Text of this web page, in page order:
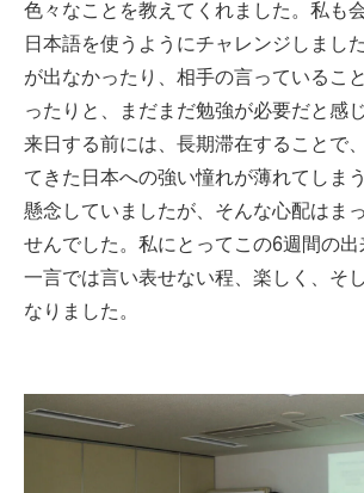
色々なことを教えてくれました。私も
日本語を使うようにチャレンジしまし
が出なかったり、相手の言っているこ
ったりと、まだまだ勉強が必要だと感じ
来日する前には、長期滞在することで
てきた日本への強い憧れが薄れてしま
懸念していましたが、そんな心配はま
せんでした。私にとってこの6週間の
一言では言い表せない程、楽しく、そ
なりました。